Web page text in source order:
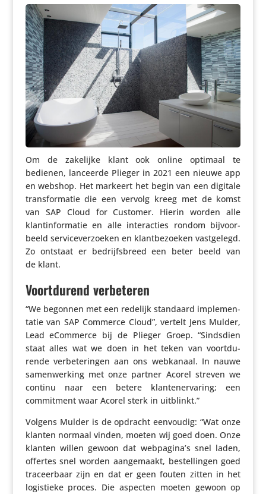
Om de zakelijke klant ook online optimaal te
bedienen, lanceerde Plieger in 2021 een nieuwe app
en webshop. Het markeert het begin van een digitale
trans­for­matie die een vervolg kreeg met de komst
van SAP Cloud for Customer. Hierin worden alle
klant­in­for­matie en alle inter­ac­ties rondom bijvoor­
beeld servi­ce­ver­zoeken en klant­be­zoeken vast­ge­legd.
Zo ontstaat er bedrijfs­breed een beter beeld van
de klant.
Voortdurend verbeteren
“We begonnen met een redelijk standaard imple­men­
tatie van SAP Commerce Cloud”, vertelt Jens Mulder,
Lead eCommerce bij de Plieger Groep. “Sindsdien
staat alles wat we doen in het teken van voort­du­
rende verbe­te­ringen aan ons webkanaal. In nauwe
samen­wer­king met onze partner Acorel streven we
continu naar een betere klan­ten­er­va­ring; een
commit­ment waar Acorel sterk in uitblinkt.”
Volgens Mulder is de opdracht eenvoudig: “Wat onze
klanten normaal vinden, moeten wij goed doen. Onze
klanten willen gewoon dat webpagina’s snel laden,
offertes snel worden aange­maakt, bestel­lingen goed
traceer­baar zijn en dat er geen fouten zitten in het
logis­tieke proces. Die aspecten moeten gewoon op